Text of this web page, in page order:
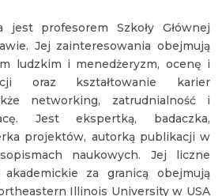
jest profesorem Szkoły Głównej
Jej zainteresowania obejmują
ludzkim i menedżeryzm, ocenę i
oraz kształtowanie karier
networking, zatrudnialność i
Jest ekspertką, badaczka,
projektów, autorką publikacji w
naukowych. Jej liczne
za granicą obejmują
Illinois University w USA